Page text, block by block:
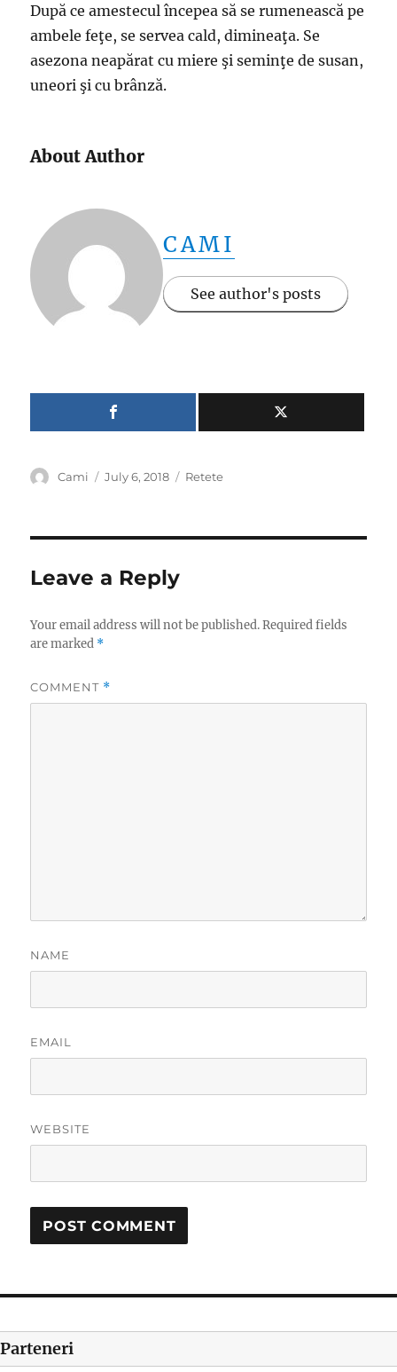
După ce amestecul începea să se rumenească pe
ambele feţe, se servea cald, dimineaţa. Se
asezona neapărat cu miere şi seminţe de susan,
uneori şi cu brânză.
About Author
CAMI
See author's posts
Author
Cami
Posted
July 6, 2018 Categories
Retete
Leave a Reply
Your email address will not be published. Required fields
are marked *
COMMENT *
NAME
EMAIL
WEBSITE
Parteneri